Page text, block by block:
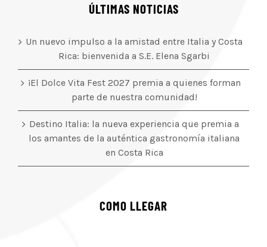
ÚLTIMAS NOTICIAS
Un nuevo impulso a la amistad entre Italia y Costa
Rica: bienvenida a S.E. Elena Sgarbi
¡El Dolce Vita Fest 2027 premia a quienes forman
parte de nuestra comunidad!
Destino Italia: la nueva experiencia que premia a
los amantes de la auténtica gastronomía italiana
en Costa Rica
COMO LLEGAR